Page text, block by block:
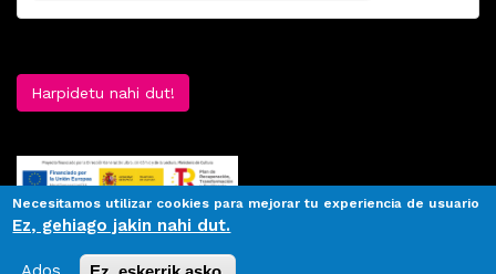
Harpidetu nahi dut!
Necesitamos utilizar cookies para mejorar tu experiencia de usuario
Ez, gehiago jakin nahi dut.